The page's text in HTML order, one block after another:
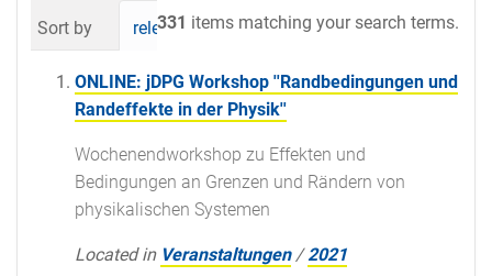
331 items matching your search terms.
Sort by relevance date (newest first)
ONLINE: jDPG Workshop ''Randbedingungen und
Randeffekte in der Physik''
Wochenendworkshop zu Effekten und
Bedingungen an Grenzen und Rändern von
physikalischen Systemen
Located in Veranstaltungen /2021